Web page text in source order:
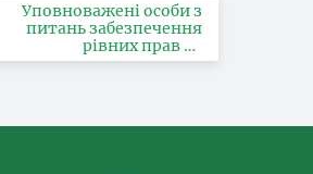
Уповноважені особи з
питань забезпечення
рівних прав та
можливостей жінок і
здійснення заходів,